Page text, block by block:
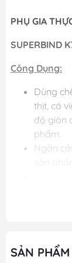
PHỤ GIA
SUPERBIND
Công Dụng:
Dùng
thịt, cá
độ giòn
phẩm.
Ngăn
Khả
Cải
Sử Dụng:
SẢN